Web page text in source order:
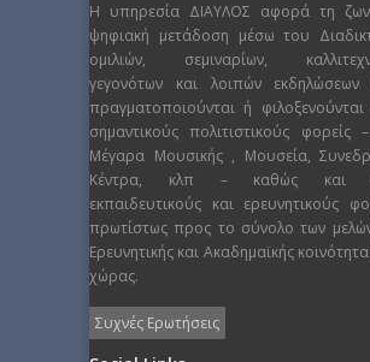
Η υπηρεσία ΔΙΑΥΛΟΣ αφορά τη
ψηφιακή μετάδοση μέσω του
ομιλιών, σεμιναρίων,
γεγονότων και λοιπών
πραγματοποιούνται ή
σημαντικούς πολιτιστικούς φορείς
Μέγαρα Μουσικής , Μουσεία,
Κέντρα, κλπ – καθώς και
εκπαιδευτικούς και ερευνητικούς
πρωτίστως προς το σύνολο των
Ερευνητικής και Ακαδημαϊκής
χώρας.
Συχνές Ερωτήσεις